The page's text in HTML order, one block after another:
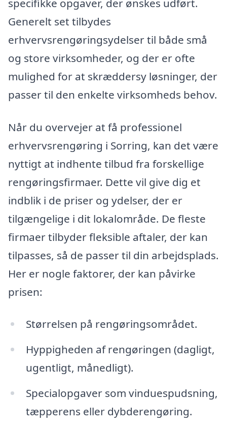
specifikke opgaver, der ønskes udført.
Generelt set tilbydes
erhvervsrengøringsydelser til både små
og store virksomheder, og der er ofte
mulighed for at skræddersy løsninger, der
passer til den enkelte virksomheds behov.
Når du overvejer at få professionel
erhvervsrengøring i Sorring, kan det være
nyttigt at indhente tilbud fra forskellige
rengøringsfirmaer. Dette vil give dig et
indblik i de priser og ydelser, der er
tilgængelige i dit lokalområde. De fleste
firmaer tilbyder fleksible aftaler, der kan
tilpasses, så de passer til din arbejdsplads.
Her er nogle faktorer, der kan påvirke
prisen:
Størrelsen på rengøringsområdet.
Hyppigheden af rengøringen (dagligt,
ugentligt, månedligt).
Specialopgaver som vinduespudsning,
tæpperens eller dybderengøring.